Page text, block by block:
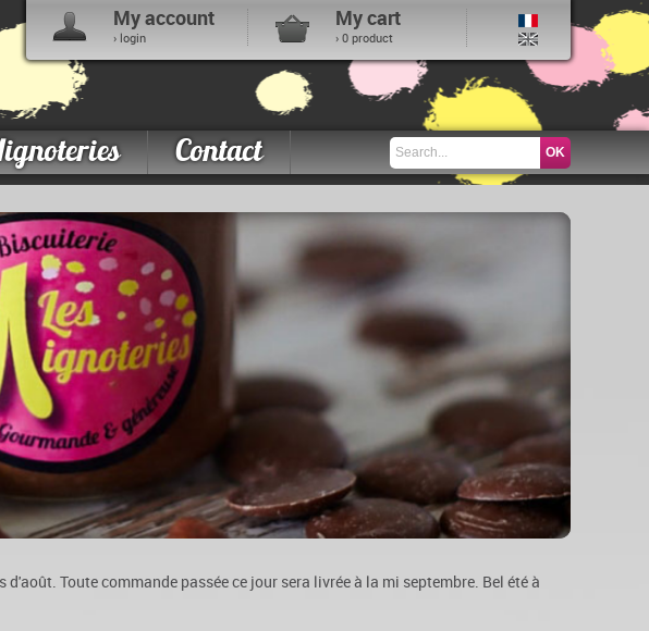
My account
› login
My cart
› 0 product
Contact
Toute commande passée ce jour sera livrée à la mi septembre. Bel été à